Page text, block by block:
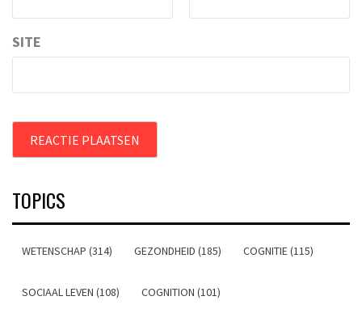
SITE
TOPICS
WETENSCHAP (314) GEZONDHEID (185) COGNITIE (115)
SOCIAAL LEVEN (108) COGNITION (101)